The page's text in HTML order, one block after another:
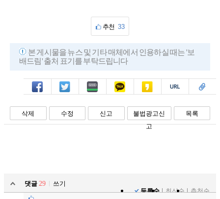
추천 33
본 게시물을 뉴스 및 기타 매체에서 인용하실 때는 '보
배드림' 출처 표기를 부탁드립니다
페북 트윗 밴드 카톡 카스 복사 스크랩
삭제 수정 신고
불법광고신
고
목록
댓글 29
쓰기
등록순
최신순 추천순